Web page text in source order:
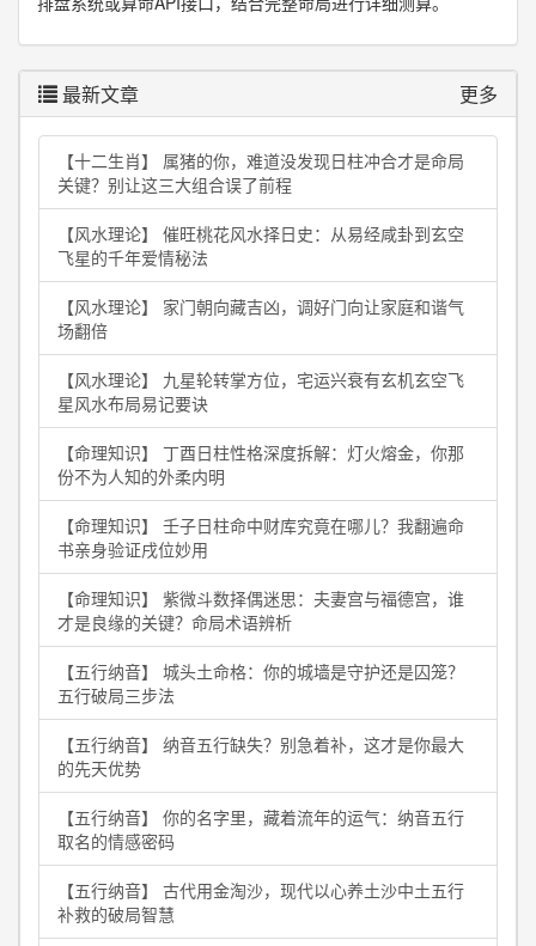
最新文章 更多
【十二生肖】 属猪的你，难道没发现日柱冲合才是命局
关键？别让这三大组合误了前程
【风水理论】 催旺桃花风水择日史：从易经咸卦到玄空
飞星的千年爱情秘法
【风水理论】 家门朝向藏吉凶，调好门向让家庭和谐气
场翻倍
【风水理论】 九星轮转掌方位，宅运兴衰有玄机玄空飞
星风水布局易记要诀
【命理知识】 丁酉日柱性格深度拆解：灯火熔金，你那
份不为人知的外柔内明
【命理知识】 壬子日柱命中财库究竟在哪儿？我翻遍命
书亲身验证戌位妙用
【命理知识】 紫微斗数择偶迷思：夫妻宫与福德宫，谁
才是良缘的关键？命局术语辨析
【五行纳音】 城头土命格：你的城墙是守护还是囚笼？
五行破局三步法
【五行纳音】 纳音五行缺失？别急着补，这才是你最大
的先天优势
【五行纳音】 你的名字里，藏着流年的运气：纳音五行
取名的情感密码
【五行纳音】 古代用金淘沙，现代以心养土沙中土五行
补救的破局智慧